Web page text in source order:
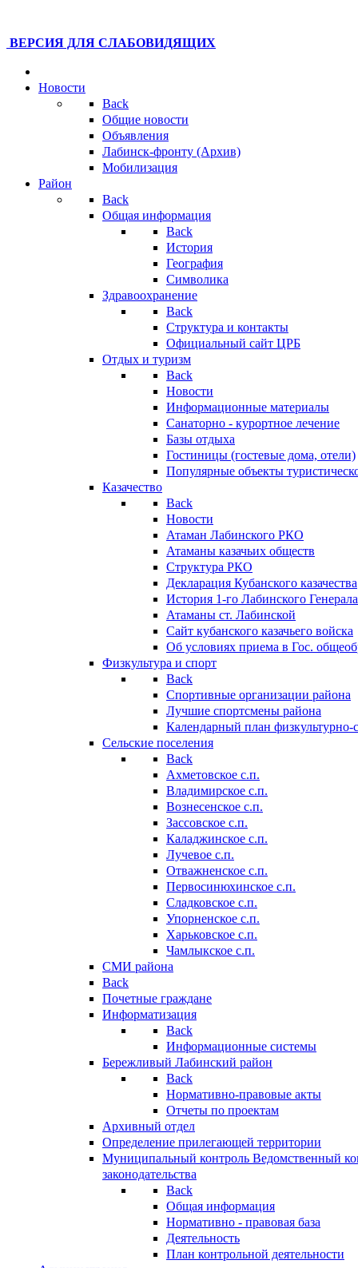
ВЕРСИЯ ДЛЯ СЛАБОВИДЯЩИХ
Новости
Back
Общие новости
Объявления
Лабинск-фронту (Архив)
Мобилизация
Район
Back
Общая информация
Back
История
География
Символика
Здравоохранение
Back
Структура и контакты
Официальный сайт ЦРБ
Отдых и туризм
Back
Новости
Информационные материалы
Санаторно - курортное лечение
Базы отдыха
Гостиницы (гостевые дома, отели)
Популярные объекты
Казачество
Back
Новости
Атаман Лабинского РКО
Атаманы казачьих обществ
Структура РКО
Декларация Кубанского казачества
История 1-го Лабинского
Атаманы ст. Лабинской
Cайт кубанского казачьего войска
Об условиях приема в Гос.
Физкультура и спорт
Back
Спортивные организации района
Лучшие спортсмены района
Календарный план
Сельские поселения
Back
Ахметовское с.п.
Владимирское с.п.
Вознесенское с.п.
Зассовское с.п.
Каладжинское с.п.
Лучевое с.п.
Отважненское с.п.
Первосинюхинское с.п.
Сладковское с.п.
Упорненское с.п.
Харьковское с.п.
Чамлыкское с.п.
СМИ района
Back
Почетные граждане
Информатизация
Back
Информационные системы
Бережливый Лабинский район
Back
Нормативно-правовые акты
Отчеты по проектам
Архивный отдел
Определение прилегающей территории
Муниципальный контроль Ведомственный
законодательства
Back
Общая информация
Нормативно - правовая база
Деятельность
План контрольной деятельности